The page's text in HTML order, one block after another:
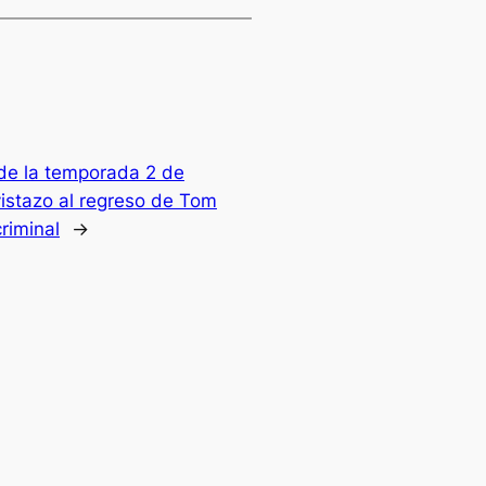
la temporada 2 de
al regreso de Tom
→